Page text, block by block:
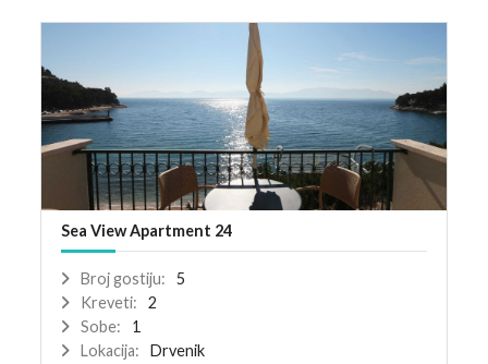
Sea View Apartment 24
Broj gostiju:
5
Kreveti:
2
Sobe:
1
Lokacija:
Drvenik